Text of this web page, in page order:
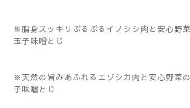
※脂身スッキリぷるぷるイノシシ肉と安心野
玉子味噌とじ
※天然の旨みあふれるエゾシカ肉と安心野菜
子味噌とじ